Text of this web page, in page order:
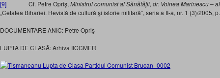
[9] Cf. Petre Opriş, Ministrul comunist al Sănătăţii, dr. Voinea Marinescu –
„Cetatea Bihariei. Revistă de cultură şi istorie militară”, seria a II-a, nr. 1 (3)/2005,
DOCUMENTARE ANIC: Petre Opriş
LUPTA DE CLASĂ: Arhiva IICCMER